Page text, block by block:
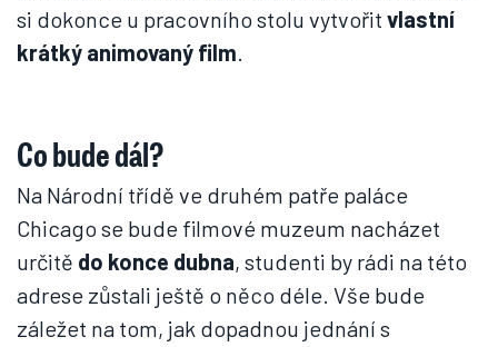
si dokonce u pracovního stolu vytvořit vlastní
krátký animovaný film.
Co bude dál?
Na Národní třídě ve druhém patře paláce
Chicago se bude filmové muzeum nacházet
určitě do konce dubna, studenti by rádi na této
adrese zůstali ještě o něco déle. Vše bude
záležet na tom, jak dopadnou jednání s